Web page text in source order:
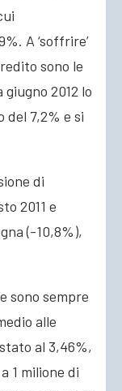
A ‘soffrire’
sono le
2012 lo
7,2% e si
di
2011 e
(-10,8%),
sono sempre
alle
al 3,46%,
1 milione di